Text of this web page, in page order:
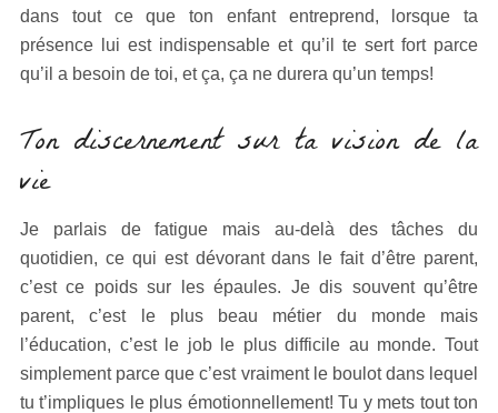
dans tout ce que ton enfant entreprend, lorsque ta
présence lui est indispensable et qu’il te sert fort parce
qu’il a besoin de toi, et ça, ça ne durera qu’un temps!
Ton discernement sur ta vision de la
vie
Je parlais de fatigue mais au-delà des tâches du
quotidien, ce qui est dévorant dans le fait d’être parent,
c’est ce poids sur les épaules. Je dis souvent qu’être
parent, c’est le plus beau métier du monde mais
l’éducation, c’est le job le plus difficile au monde. Tout
simplement parce que c’est vraiment le boulot dans lequel
tu t’impliques le plus émotionnellement! Tu y mets tout ton